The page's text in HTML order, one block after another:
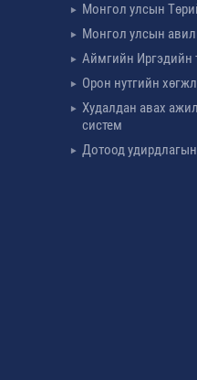
Монгол улсын
Монгол улсын
Аймгийн Иргэдийн
Орон нутгийн
Худалдан авах
систем
Дотоод удирдлагын